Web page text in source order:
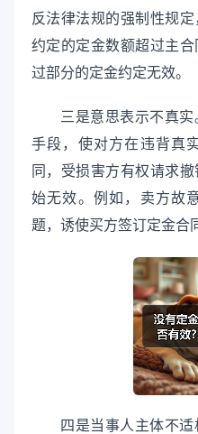
反法律法规的强制性规
约定的定金数额超过主
过部分的定金约定无效。
三是意思表示不真
手段，使对方在违背真
同，受损害方有权请求
始无效。例如，卖方故
题，诱使买方签订定金合
四是当事人主体不